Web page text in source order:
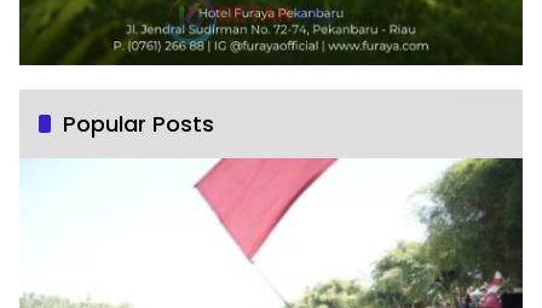
Popular Posts